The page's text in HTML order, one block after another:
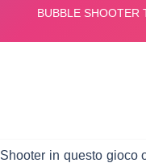
Shooter in questo